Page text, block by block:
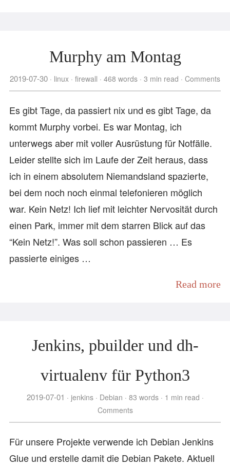
Murphy am Montag
2019-07-30 linux firewall 468 words 3 min read Comments
Es gibt Tage, da passiert nix und es gibt Tage, da
kommt Murphy vorbei. Es war Montag, ich
unterwegs aber mit voller Ausrüstung für Notfälle.
Leider stellte sich im Laufe der Zeit heraus, dass
ich in einem absolutem Niemandsland spazierte,
bei dem noch noch einmal telefonieren möglich
war. Kein Netz! Ich lief mit leichter Nervosität durch
einen Park, immer mit dem starren Blick auf das
“Kein Netz!”. Was soll schon passieren … Es
passierte einiges …
Read more
Jenkins, pbuilder und dh-
virtualenv für Python3
2019-07-01 jenkins Debian 83 words
1 min read
Comments
Für unsere Projekte verwende ich Debian Jenkins
Glue und erstelle damit die Debian Pakete. Aktuell